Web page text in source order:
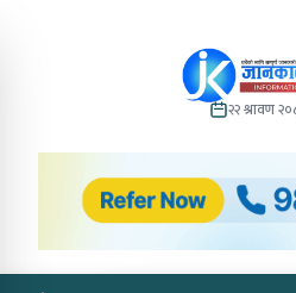
२२ श्रावण